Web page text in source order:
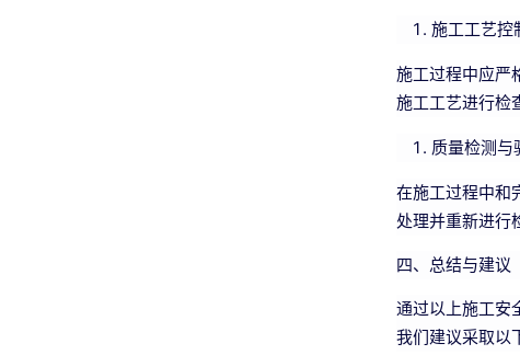
施工工艺控
施工过程中应严
施工工艺进行检
质量检测与
在施工过程中和
处理并重新进行
四、总结与建议
通过以上施工安
我们建议采取以